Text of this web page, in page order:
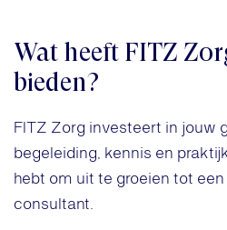
Wat heeft FITZ
bieden?
FITZ Zorg investeert in jouw
begeleiding, kennis en
hebt om uit te groeien tot
consultant.